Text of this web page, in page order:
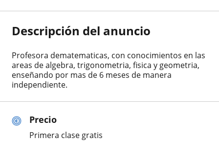
Precio
Primera clase gratis
Descripción del anuncio
Profesora dematematicas, con conocimientos en las
areas de algebra, trigonometria, fisica y geometria,
enseñando por mas de 6 meses de manera
independiente.